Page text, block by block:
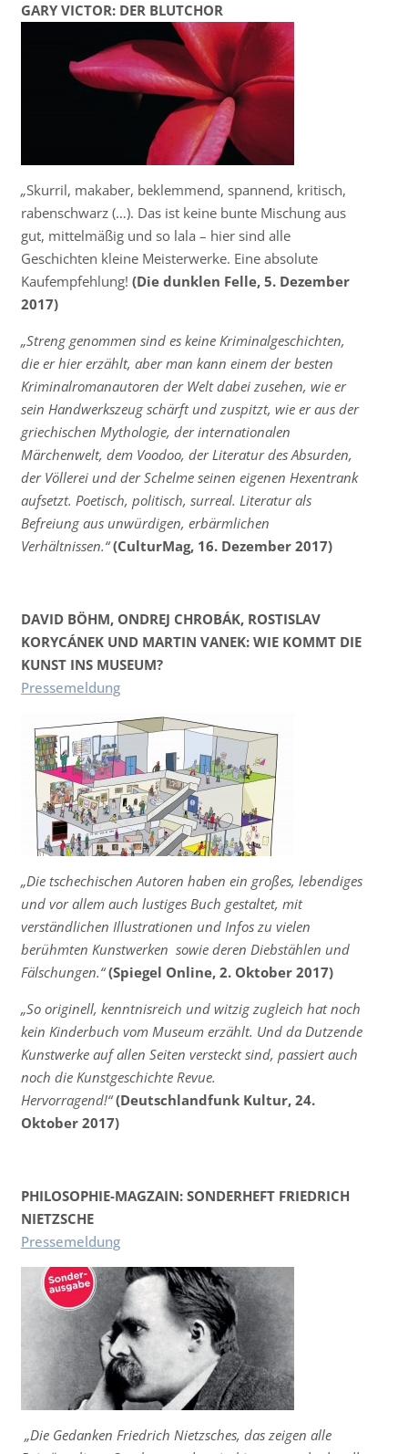
GARY VICTOR: DER BLUTCHOR
„Skurril, makaber, beklemmend, spannend, kritisch,
rabenschwarz (…). Das ist keine bunte Mischung aus
gut, mittelmäßig und so lala – hier sind alle
Geschichten kleine Meisterwerke. Eine absolute
Kaufempfehlung! (Die dunklen Felle, 5. Dezember
2017)
„Streng genommen sind es keine Kriminalgeschichten,
die er hier erzählt, aber man kann einem der besten
Kriminalromanautoren der Welt dabei zusehen, wie er
sein Handwerkszeug schärft und zuspitzt, wie er aus der
griechischen Mythologie, der internationalen
Märchenwelt, dem Voodoo, der Literatur des Absurden,
der Völlerei und der Schelme seinen eigenen Hexentrank
aufsetzt. Poetisch, politisch, surreal. Literatur als
Befreiung aus unwürdigen, erbärmlichen
Verhältnissen.“(CulturMag, 16. Dezember 2017)
DAVID BÖHM, ONDREJ CHROBÁK, ROSTISLAV
KORYCÁNEK UND MARTIN VANEK: WIE KOMMT DIE
KUNST INS MUSEUM?
Pressemeldung
„Die tschechischen Autoren haben ein großes, lebendiges
und vor allem auch lustiges Buch gestaltet, mit
verständlichen Illustrationen und Infos zu vielen
berühmten Kunstwerken  sowie deren Diebstählen und
Fälschungen.“(Spiegel Online, 2. Oktober 2017)
„So originell, kenntnisreich und witzig zugleich hat noch
kein Kinderbuch vom Museum erzählt. Und da Dutzende
Kunstwerke auf allen Seiten versteckt sind, passiert auch
noch die Kunstgeschichte Revue.
Hervorragend!“(Deutschlandfunk Kultur, 24.
Oktober 2017)
PHILOSOPHIE-MAGZAIN: SONDERHEFT FRIEDRICH
NIETZSCHE
Pressemeldung
„Die Gedanken Friedrich Nietzsches, das zeigen alle